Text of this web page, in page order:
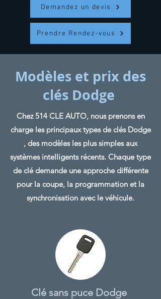
Demandez un devis
Prendre Rendez-vous
Modèles et prix des
clés Dodge
Chez 514 CLE AUTO, nous prenons en
charge les principaux types de clés Dodge
, des modèles les plus simples aux
systèmes intelligents récents. Chaque type
de clé demande une approche différente
pour la coupe, la programmation et la
synchronisation avec le véhicule.
Clé sans puce Dodge